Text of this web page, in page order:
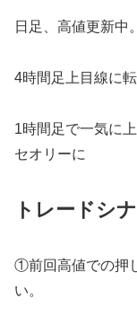
日足、高値更新中。
4時間足上目線に転
1時間足で一気に
セオリーに
トレードシ
①前回高値での押
い。